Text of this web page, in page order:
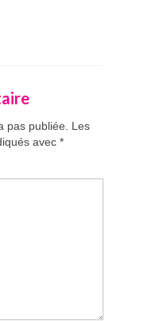
pas publiée.
Les
avec *